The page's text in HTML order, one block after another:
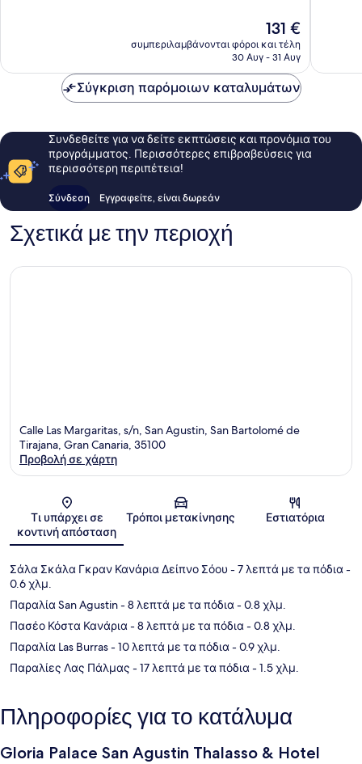
Η
τιμή
είναι
131 €
συμπεριλαμβάνονται φόροι και τέλη
30 Αυγ - 31 Αυγ
Σύγκριση παρόμοιων καταλυμάτων
Συνδεθείτε για να δείτε εκπτώσεις και προνόμια του
προγράμματος. Περισσότερες επιβραβεύσεις για
περισσότερη περιπέτεια!
Σύνδεση Εγγραφείτε, είναι δωρεάν
Σχετικά με την περιοχή
Calle Las Margaritas, s/n, San Agustin, San Bartolomé de
Tirajana, Gran Canaria, 35100
Προβολή σε χάρτη
Τι υπάρχει σε
κοντινή απόσταση
Τρόποι μετακίνησης Εστιατόρια
Σάλα Σκάλα Γκραν Κανάρια Δείπνο Σόου - 7 λεπτά με τα πόδια-
0.6 χλμ.
Παραλία San Agustin- 8 λεπτά με τα πόδια- 0.8 χλμ.
Πασέο Κόστα Κανάρια- 8 λεπτά με τα πόδια- 0.8 χλμ.
Παραλία Las Burras- 10 λεπτά με τα πόδια- 0.9 χλμ.
Παραλίες Λας Πάλμας - 17 λεπτά με τα πόδια- 1.5 χλμ.
Πληροφορίες για το κατάλυμα
Gloria Palace San Agustin Thalasso & Hotel